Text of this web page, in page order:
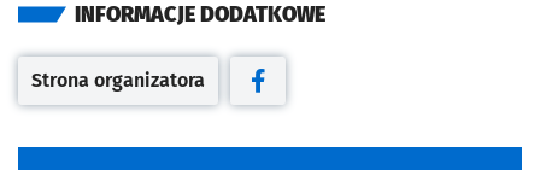
INFORMACJE DODATKOWE
Otwiera się w nowej karcie
Strona organizatora
Otwiera się w nowej karcie